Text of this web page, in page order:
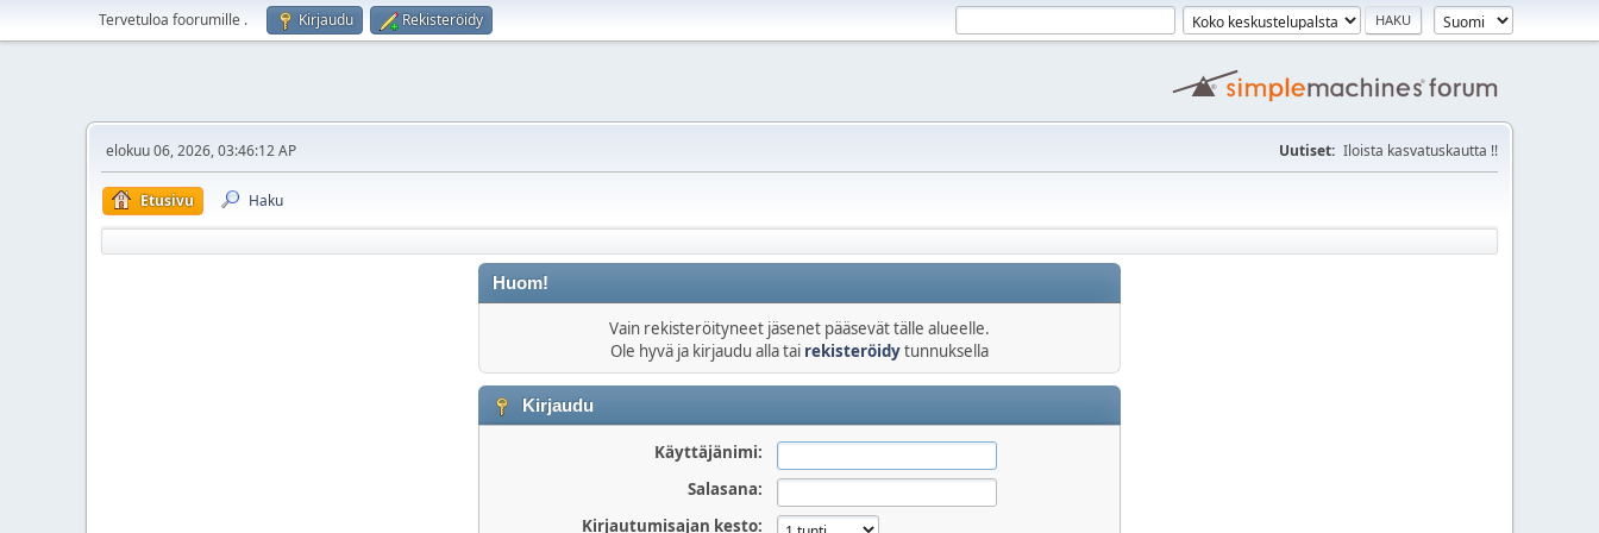
Tervetuloa foorumille . Kirjaudu Rekisteröidy
elokuu 06, 2026, 03:46:12 AP Uutiset: Iloista kasvatuskautta !!
Etusivu Haku
Huom!
Vain rekisteröityneet jäsenet pääsevät tälle alueelle.
Ole hyvä ja kirjaudu alla tai rekisteröidytunnuksella
Kirjaudu
Käyttäjänimi:
Salasana:
Kirjautumisajan kesto: